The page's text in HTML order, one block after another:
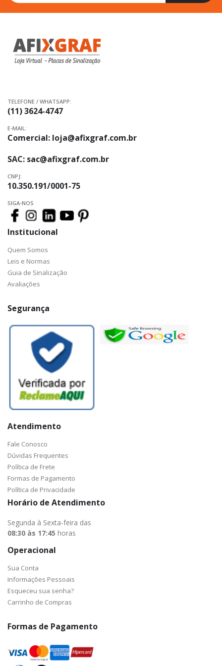
TELEFONE / WHATSAPP:
(11) 3624-4747
E-MAIL:
Comercial: loja@afixgraf.com.br
SAC: sac@afixgraf.com.br
CNPJ:
10.350.191/0001-75
SIGA-NOS
Institucional
Quem Somos
Leis e Normas
Guia de Sinalização
Avaliações
Segurança
Atendimento
Fale Conosco
Dúvidas Frequentes
Política de Frete
Formas de Pagamento
Política de Privacidade
Horário de Atendimento
Segunda à Sexta-feira das
08:30 às 17:45 horas
Operacional
Sua Conta
Informações Pessoais
Esqueceu sua senha?
Carrinho de Compras
Formas de Pagamento